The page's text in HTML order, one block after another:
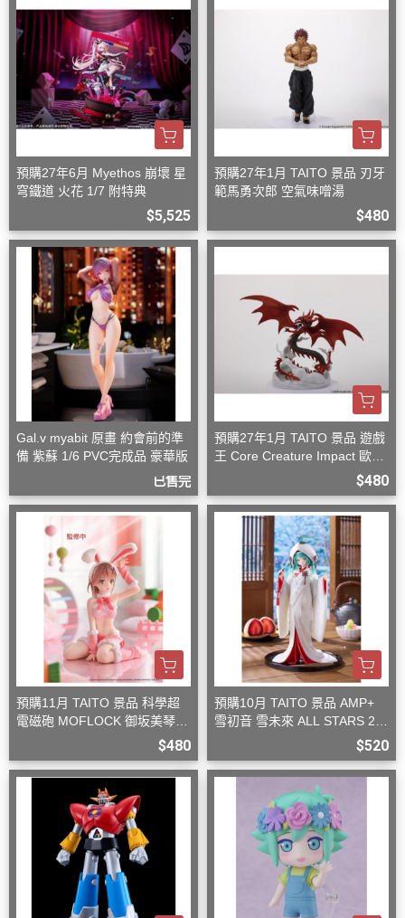
預購27年6月 Myethos 崩壞 星
穹鐵道 火花 1/7 附特典
$5,525
預購27年1月 TAITO 景品 刃牙
範馬勇次郎 空氣味噌湯
$480
Gal.v myabit 原畫 約會前的準
備 紫蘇 1/6 PVC完成品 豪華版
已售完
預購27年1月 TAITO 景品 遊戲
王 Core Creature Impact 歐西
$480
預購11月 TAITO 景品 科學超
電磁砲 MOFLOCK 御坂美琴
$480
預購10月 TAITO 景品 AMP+
雪初音 雪未來 ALL STARS 20
$520